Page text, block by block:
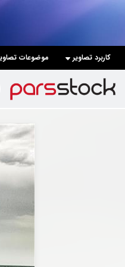
کاربرد تصاویر موضوعات
لیست قیمت ها
کاربرد تصاویر
موضوعات تصاویر
هنرمندان ایرانی
کسب درآمد از فروش
021 28428845